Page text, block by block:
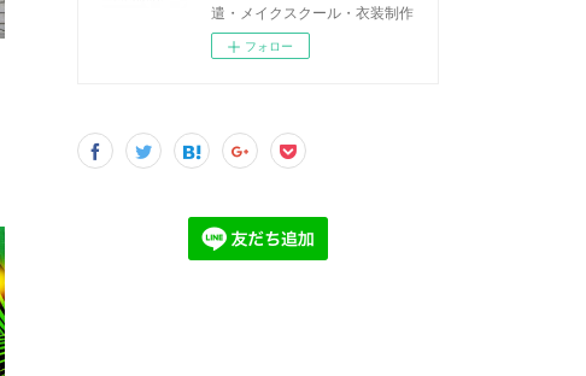
遣・メイクスクール・衣装制作
フォロー